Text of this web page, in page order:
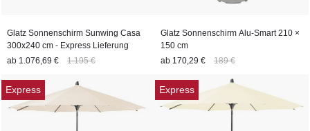
Glatz Sonnenschirm Sunwing Casa
300x240 cm - Express Lieferung
ab 1.076,69 € 1.195 €
Glatz Sonnenschirm Alu-Smart 210 ×
150 cm
ab 170,29 € 189 €
Express Express